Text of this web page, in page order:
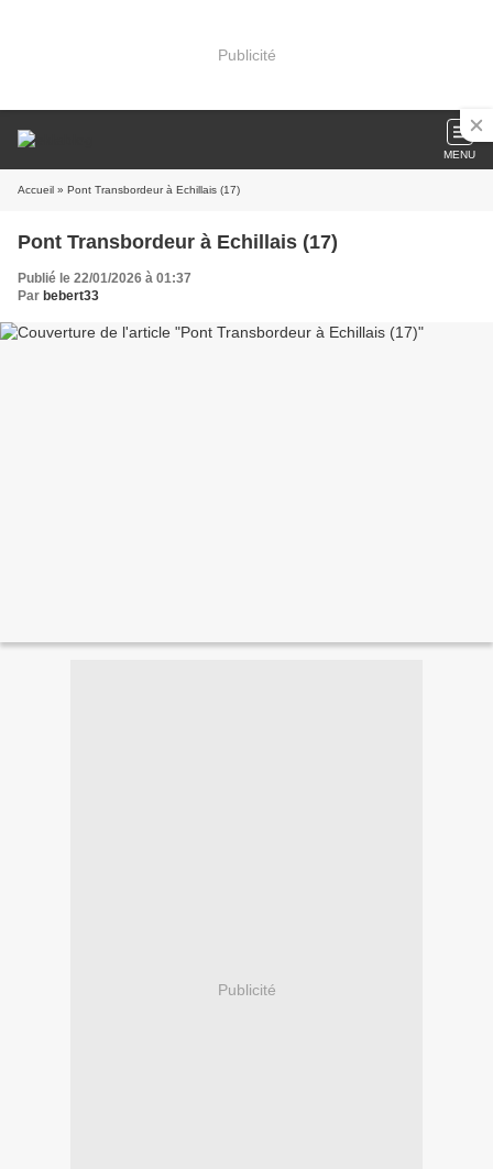
Publicité
MENU
Accueil » Pont Transbordeur à Echillais (17)
Pont Transbordeur à Echillais (17)
Publié le 22/01/2026 à 01:37
Par bebert33
Publicité